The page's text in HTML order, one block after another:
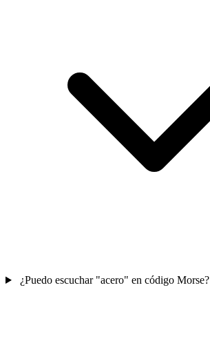
¿Puedo escuchar "acero" en código Morse?